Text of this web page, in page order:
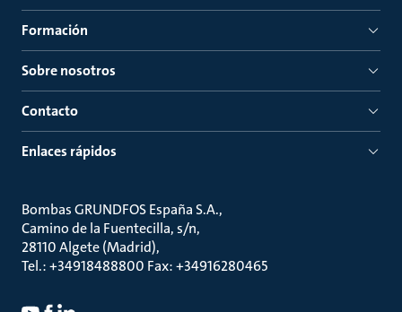
Formación
Sobre nosotros
Contacto
Enlaces rápidos
Bombas GRUNDFOS España S.A.
Camino de la Fuentecilla, s/n
28110 Algete (Madrid)
Tel.: +34918488800 Fax: +34916280465